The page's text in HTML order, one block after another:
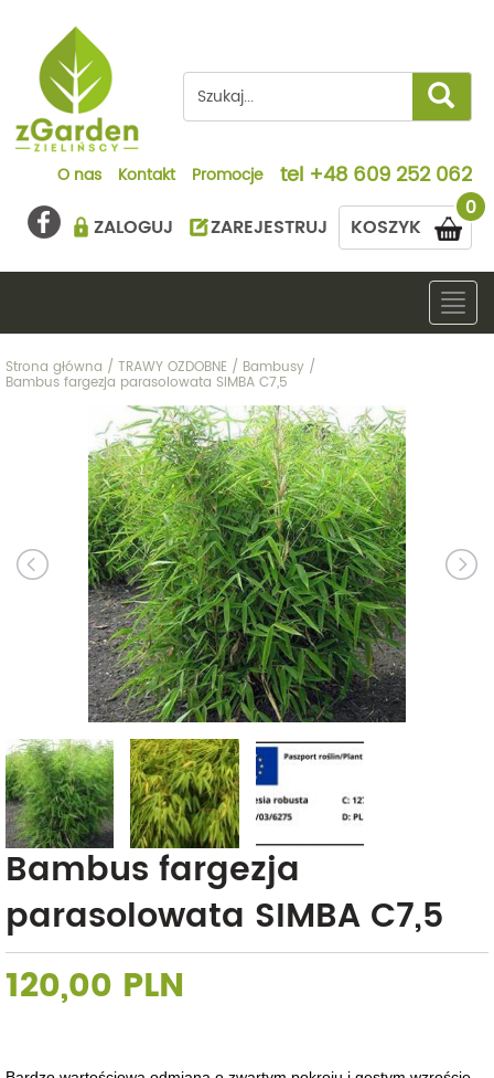
O nas Kontakt Promocje tel +48 609 252 062
0
KOSZYK
ZALOGUJ ZAREJESTRUJ
Strona główna / TRAWY OZDOBNE / Bambusy /
Bambus fargezja parasolowata SIMBA C7,5
Bambus fargezja
parasolowata SIMBA C7,5
120,00 PLN